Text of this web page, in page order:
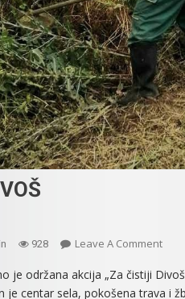
928 Leave A CommentOn
je održana akcija „Za čistiji
je centar sela, pokošena trava i